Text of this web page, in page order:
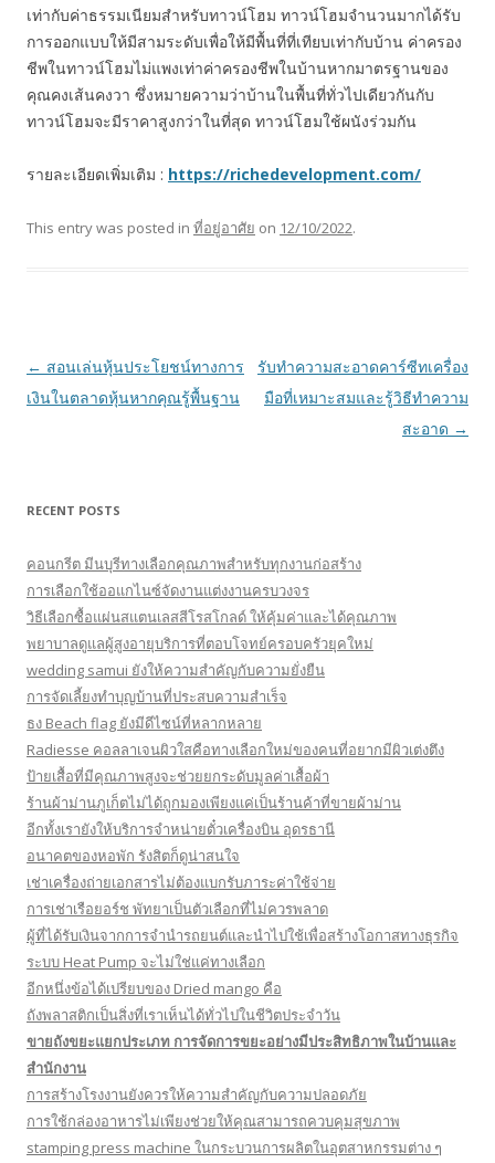
เท่ากับค่าธรรมเนียมสำหรับทาวน์โฮม ทาวน์โฮมจำนวนมากได้รับ
การออกแบบให้มีสามระดับเพื่อให้มีพื้นที่ที่เทียบเท่ากับบ้าน ค่าครอง
ชีพในทาวน์โฮมไม่แพงเท่าค่าครองชีพในบ้านหากมาตรฐานของ
คุณคงเส้นคงวา ซึ่งหมายความว่าบ้านในพื้นที่ทั่วไปเดียวกันกับ
ทาวน์โฮมจะมีราคาสูงกว่าในที่สุด ทาวน์โฮมใช้ผนังร่วมกัน
รายละเอียดเพิ่มเติม : https://richedevelopment.com/
This entry was posted in ที่อยู่อาศัย on 12/10/2022.
Post navigation
← สอนเล่นหุ้นประโยชน์ทางการ
เงินในตลาดหุ้นหากคุณรู้พื้นฐาน
รับทำความสะอาดคาร์ซีทเครื่อง
มือที่เหมาะสมและรู้วิธีทำความ
สะอาด →
RECENT POSTS
คอนกรีต มีนบุรีทางเลือกคุณภาพสำหรับทุกงานก่อสร้าง
การเลือกใช้ออแกไนซ์จัดงานแต่งงานครบวงจร
วิธีเลือกซื้อแผ่นสแตนเลสสีโรสโกลด์ ให้คุ้มค่าและได้คุณภาพ
พยาบาลดูแลผู้สูงอายุบริการที่ตอบโจทย์ครอบครัวยุคใหม่
wedding samui ยังให้ความสำคัญกับความยั่งยืน
การจัดเลี้ยงทำบุญบ้านที่ประสบความสำเร็จ
ธง Beach flag ยังมีดีไซน์ที่หลากหลาย
Radiesse คอลลาเจนผิวใสคือทางเลือกใหม่ของคนที่อยากมีผิวเต่งตึง
ป้ายเสื้อที่มีคุณภาพสูงจะช่วยยกระดับมูลค่าเสื้อผ้า
ร้านผ้าม่านภูเก็ตไม่ได้ถูกมองเพียงแค่เป็นร้านค้าที่ขายผ้าม่าน
อีกทั้งเรายังให้บริการจำหน่ายตั๋วเครื่องบิน อุดรธานี
อนาคตของหอพัก รังสิตก็ดูน่าสนใจ
เช่าเครื่องถ่ายเอกสารไม่ต้องแบกรับภาระค่าใช้จ่าย
การเช่าเรือยอร์ช พัทยาเป็นตัวเลือกที่ไม่ควรพลาด
ผู้ที่ได้รับเงินจากการจำนำรถยนต์และนำไปใช้เพื่อสร้างโอกาสทางธุรกิจ
ระบบ Heat Pump จะไม่ใช่แค่ทางเลือก
อีกหนึ่งข้อได้เปรียบของ Dried mango คือ
ถังพลาสติกเป็นสิ่งที่เราเห็นได้ทั่วไปในชีวิตประจำวัน
ขายถังขยะแยกประเภท การจัดการขยะอย่างมีประสิทธิภาพในบ้านและ
สำนักงาน
การสร้างโรงงานยังควรให้ความสำคัญกับความปลอดภัย
การใช้กล่องอาหารไม่เพียงช่วยให้คุณสามารถควบคุมสุขภาพ
stamping press machine ในกระบวนการผลิตในอุตสาหกรรมต่าง ๆ